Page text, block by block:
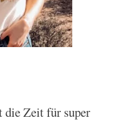
die Zeit für super